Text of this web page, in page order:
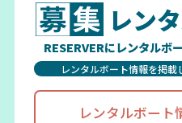
レン
RESERVERにレンタルボ
レンタルボート情報を掲載
レンタルボート